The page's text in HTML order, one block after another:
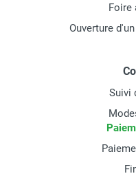
Foire
Ouverture
Suivi